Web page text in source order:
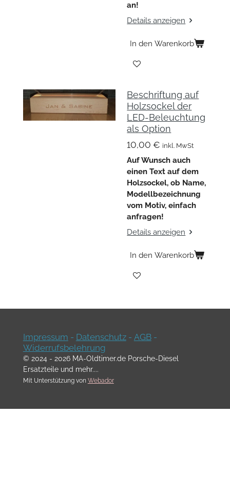
an!
Details anzeigen
In den Warenkorb
Beschriftung auf
Holzsockel der
LED-Beleuchtung
als Option
10,00 € inkl. MwSt
Auf Wunsch auch
einen Text auf dem
Holzsockel, ob Name,
Modellbezeichnung
vom Motiv, einfach
anfragen!
Details anzeigen
In den Warenkorb
Impressum - Datenschutz- AGB-
Widerrufsbelehrung
© 2024 - 2026 MA-Oldtimer.de Porsche-Diesel
Ersatzteile und mehr....
Mit Unterstützung von Webador